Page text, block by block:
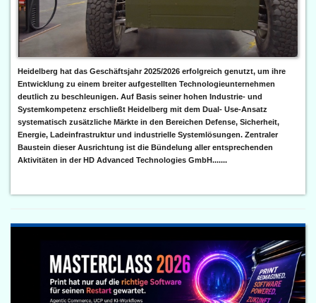
Heidelberg hat das Geschäftsjahr 2025/2026 erfolgreich genutzt, um ihre
Entwicklung zu einem breiter aufgestellten Technologieunternehmen
deutlich zu beschleunigen. Auf Basis seiner hohen Industrie- und
Systemkompetenz erschließt Heidelberg mit dem Dual- Use-Ansatz
systematisch zusätzliche Märkte in den Bereichen Defense, Sicherheit,
Energie, Ladeinfrastruktur und industrielle Systemlösungen. Zentraler
Baustein dieser Ausrichtung ist die Bündelung aller entsprechenden
Aktivitäten in der HD Advanced Technologies GmbH.......